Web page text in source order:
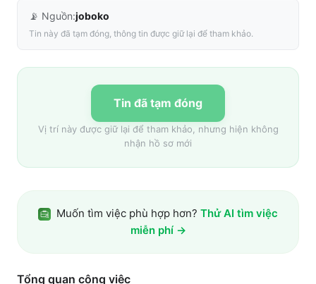
📡 Nguồn:joboko
Tin này đã tạm đóng, thông tin được giữ lại để tham khảo.
Tin đã tạm đóng
Vị trí này được giữ lại để tham khảo, nhưng hiện không
nhận hồ sơ mới
Muốn tìm việc phù hợp hơn? Thử AI tìm việc
miễn phí →
Tổng quan công việc